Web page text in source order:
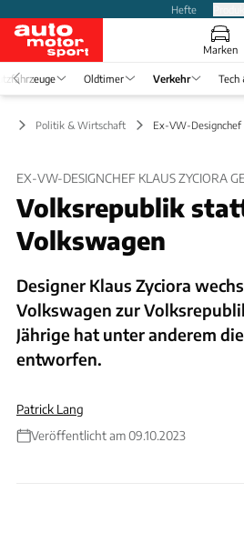
Hefte
Marken
Oldtimer Verkehr Tech
Politik & Wirtschaft Ex-VW-Designchef
EX-VW-DESIGNCHEF KLAUS ZYCIORA
Volksrepublik
Volkswagen
Designer Klaus Zyciora
Volkswagen zur
Jährige hat unter anderem
entworfen.
Patrick Lang
Veröffentlicht am 09.10.2023